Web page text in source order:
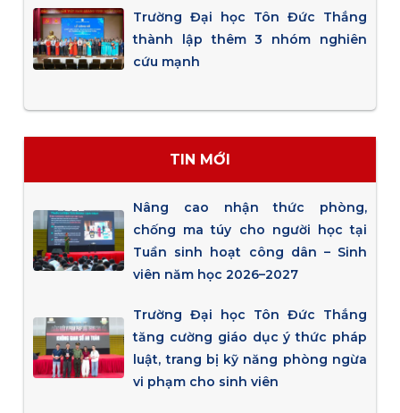
Trường Đại học Tôn Đức Thắng
thành lập thêm 3 nhóm nghiên
cứu mạnh
TIN MỚI
Nâng cao nhận thức phòng,
chống ma túy cho người học tại
Tuần sinh hoạt công dân – Sinh
viên năm học 2026–2027
Trường Đại học Tôn Đức Thắng
tăng cường giáo dục ý thức pháp
luật, trang bị kỹ năng phòng ngừa
vi phạm cho sinh viên